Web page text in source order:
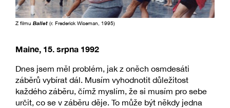
Z filmu Ballet (r. Frederick Wiseman, 1995)
Maine, 15. srpna 1992
Dnes jsem měl problém, jak z oněch osmdesáti
záběrů vybírat dál. Musím vyhodnotit důležitost
každého záběru, čímž myslím, že si musím pro sebe
určit, co se v záběru děje. To může být někdy jedna